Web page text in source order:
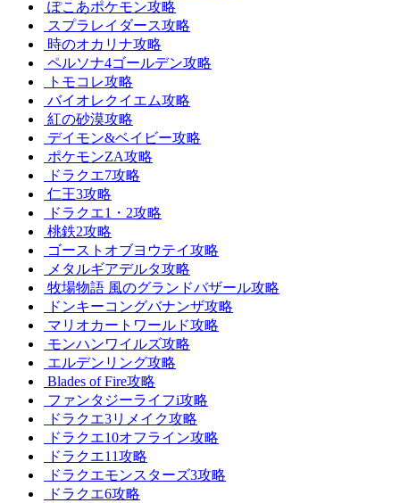
ぽこあポケモン攻略
スプラレイダース攻略
時のオカリナ攻略
ペルソナ4ゴールデン攻略
トモコレ攻略
バイオレクイエム攻略
紅の砂漠攻略
デイモン&ベイビー攻略
ポケモンZA攻略
ドラクエ7攻略
仁王3攻略
ドラクエ1・2攻略
桃鉄2攻略
ゴーストオブヨウテイ攻略
メタルギアデルタ攻略
牧場物語 風のグランドバザール攻略
ドンキーコングバナンザ攻略
マリオカートワールド攻略
モンハンワイルズ攻略
エルデンリング攻略
Blades of Fire攻略
ファンタジーライフi攻略
ドラクエ3リメイク攻略
ドラクエ10オフライン攻略
ドラクエ11攻略
ドラクエモンスターズ3攻略
ドラクエ6攻略